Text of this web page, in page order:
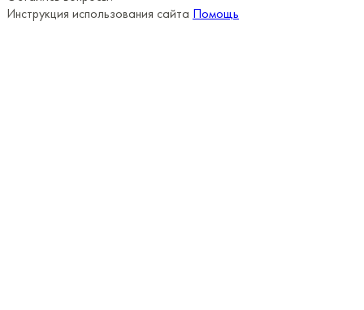
Инструкция использования сайта Помощь